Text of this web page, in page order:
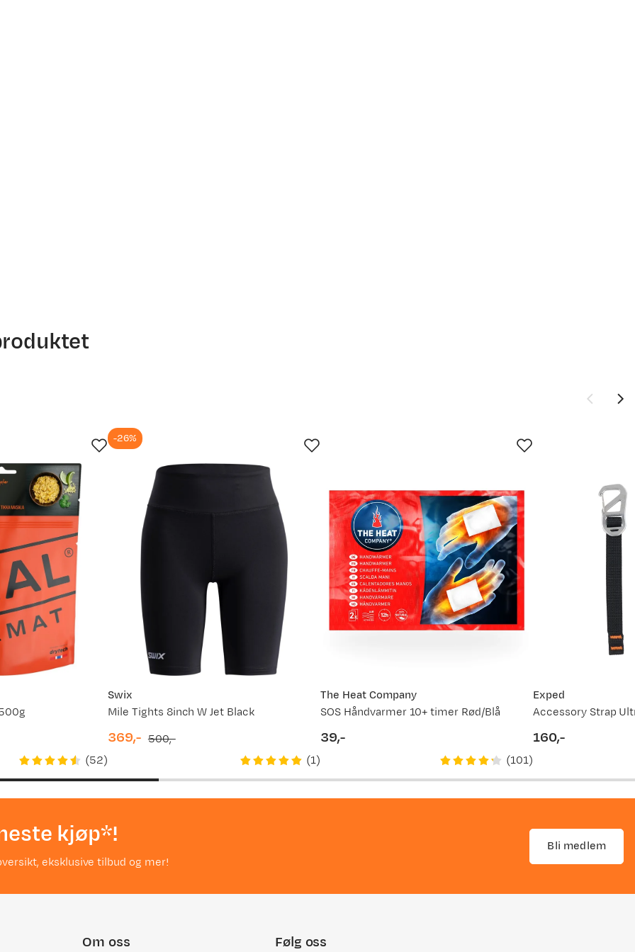
(52)
Swix
Mile Tights 8inch W Jet Black
-26%
369,- 500,-
(1)
The Heat Company
SOS Håndvarmer 10+ timer Rød/Blå
39,-
(101)
Exped
Accessory Strap
160,-
kjøp*!
eksklusive tilbud og mer!
Bli medlem
Om oss Følg oss